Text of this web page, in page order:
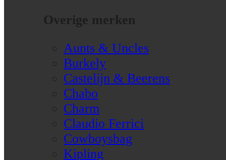
Overige merken
Aunts & Uncles
Burkely
Castelijn & Beerens
Chabo
Charm
Claudio Ferrici
Cowboysbag
Kipling